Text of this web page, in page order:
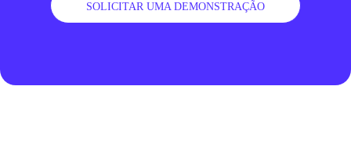
SOLICITAR UMA DEMONSTRAÇÃO